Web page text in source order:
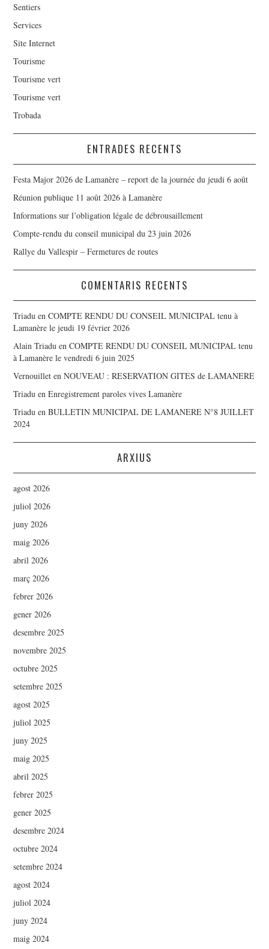
Sentiers
Services
Site Internet
Tourisme
Tourisme vert
Tourisme vert
Trobada
ENTRADES RECENTS
Festa Major 2026 de Lamanère – report de la journée du jeudi 6 août
Réunion publique 11 août 2026 à Lamanère
Informations sur l’obligation légale de débrousaillement
Compte-rendu du conseil municipal du 23 juin 2026
Rallye du Vallespir – Fermetures de routes
COMENTARIS RECENTS
Triadu enCOMPTE RENDU DU CONSEIL MUNICIPAL tenu à
Lamanère le jeudi 19 février 2026
Alain Triadu enCOMPTE RENDU DU CONSEIL MUNICIPAL tenu
à Lamanère le vendredi 6 juin 2025
Vernouillet enNOUVEAU : RESERVATION GITES de LAMANERE
Triadu enEnregistrement paroles vives Lamanère
Triadu enBULLETIN MUNICIPAL DE LAMANERE N°8 JUILLET
2024
ARXIUS
agost 2026
juliol 2026
juny 2026
maig 2026
abril 2026
març 2026
febrer 2026
gener 2026
desembre 2025
novembre 2025
octubre 2025
setembre 2025
agost 2025
juliol 2025
juny 2025
maig 2025
abril 2025
febrer 2025
gener 2025
desembre 2024
octubre 2024
setembre 2024
agost 2024
juliol 2024
juny 2024
maig 2024